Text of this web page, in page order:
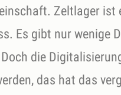
Zeltlager ist
Es gibt nur wenige
die
das hat das